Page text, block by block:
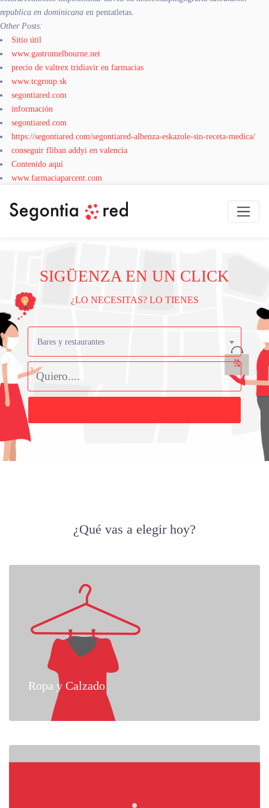
republica en dominicana en pentatletas.
Other Posts:
Sitio útil
www.gastromelbourne.net
precio de valtrex tridiavir en farmacias
www.tcgroup.sk
segontiared.com
información
segontiared.com
https://segontiared.com/segontiared-albenza-eskazole-sin-receta-medica/
conseguir fliban addyi en valencia
Contenido aquí
www.farmaciaparcent.com
SIGÜENZA EN UN CLICK
¿LO NECESITAS? LO TIENES
Bares y restaurantes
¿Qué vas a elegir hoy?
Ropa y Calzado